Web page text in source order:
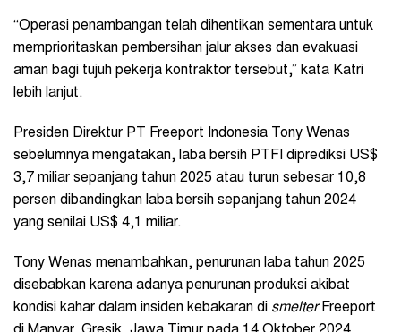
“Operasi penambangan telah dihentikan sementara untuk
memprioritaskan pembersihan jalur akses dan evakuasi
aman bagi tujuh pekerja kontraktor tersebut,” kata Katri
lebih lanjut.
Presiden Direktur PT Freeport Indonesia Tony Wenas
sebelumnya mengatakan, laba bersih PTFI diprediksi US$
3,7 miliar sepanjang tahun 2025 atau turun sebesar 10,8
persen dibandingkan laba bersih sepanjang tahun 2024
yang senilai US$ 4,1 miliar.
Tony Wenas menambahkan, penurunan laba tahun 2025
disebabkan karena adanya penurunan produksi akibat
kondisi kahar dalam insiden kebakaran di smelterFreeport